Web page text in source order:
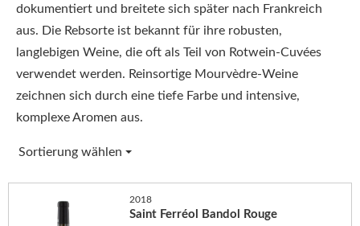
dokumentiert und breitete sich später nach Frankreich
aus. Die Rebsorte ist bekannt für ihre robusten,
langlebigen Weine, die oft als Teil von Rotwein-Cuvées
verwendet werden. Reinsortige Mourvèdre-Weine
zeichnen sich durch eine tiefe Farbe und intensive,
komplexe Aromen aus.
Sortierung wählen
2018
Saint Ferréol Bandol Rouge